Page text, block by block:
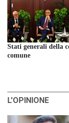
Stati generali della
comune
L'OPINIONE